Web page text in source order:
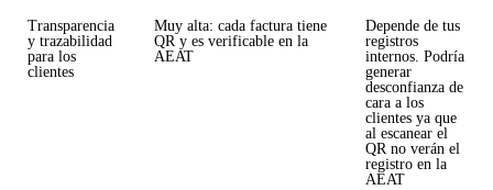
Transparencia
y trazabilidad
para los
clientes
Muy alta: cada factura tiene
QR y es verificable en la
AEAT
Depende de tus
registros
internos. Podría
generar
desconfianza de
cara a los
clientes ya que
al escanear el
QR no verán el
registro en la
AEAT